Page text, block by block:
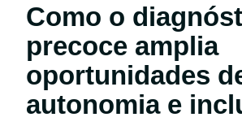
Como o
precoce amplia
oportunidades
autonomia e